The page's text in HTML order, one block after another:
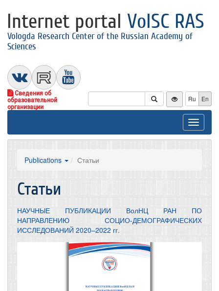
Internet portal VolSC RAS
Vologda Research Center of the Russian Academy of
Sciences
Сведения об
образовательной
организации
Ru En
Toggle
Publications Статьи
Статьи
НАУЧНЫЕ ПУБЛИКАЦИИ ВолНЦ РАН ПО
НАПРАВЛЕНИЮ СОЦИО-ДЕМОГРАФИЧЕСКИХ
ИССЛЕДОВАНИЙ 2020–2022 гг.